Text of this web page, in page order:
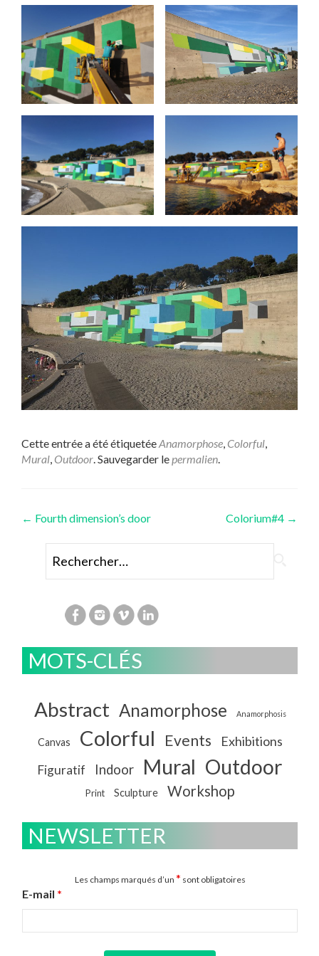
Cette entrée a été étiquetéeAnamorphose, Colorful,
Mural, Outdoor. Sauvegarder lepermalien.
Navigation
des
articles
← Fourth dimension’s door Colorium#4 →
MOTS-CLÉS
Abstract Anamorphose Anamorphosis
Canvas Colorful Events Exhibitions
Figuratif Indoor Mural Outdoor
Print Sculpture Workshop
NEWSLETTER
Les champs marqués d’un * sont obligatoires
E-mail *